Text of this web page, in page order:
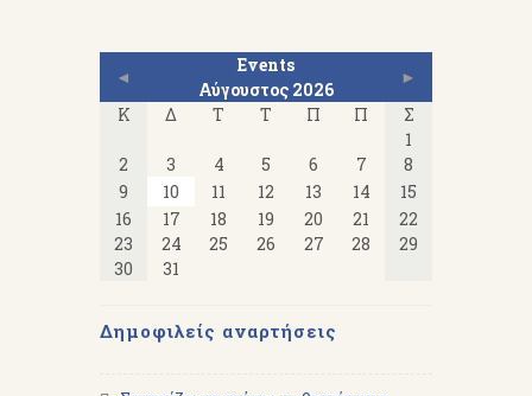
◄
Events
Αύγουστος 2026
►
Κ
Δ Τ Τ Π Π
Σ
1
2
3 4 5 6 7
8
9
10 11 12 13 14
15
16
17 18 19 20 21
22
23
24 25 26 27 28
29
30
31
Δημοφιλείς αναρτήσεις